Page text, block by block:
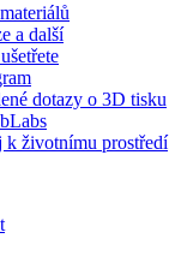
a další
dotazy o 3D tisku
k životnímu prostředí